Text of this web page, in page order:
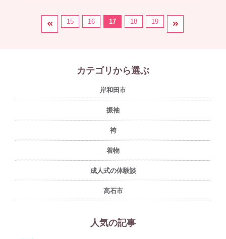
15 16 17 18 19
カテゴリから選ぶ
岸和田市
振袖
袴
着物
成人式の体験談
高石市
人気の記事